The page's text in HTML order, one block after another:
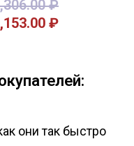
₽
₽
они так быстро